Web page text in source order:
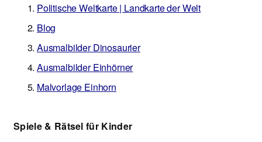
Politische Weltkarte | Landkarte der Welt
Blog
Ausmalbilder Dinosaurier
Ausmalbilder Einhörner
Malvorlage Einhorn
Spiele & Rätsel für Kinder